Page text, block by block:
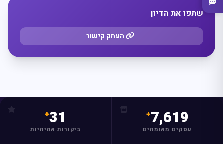
שתפו את הדיון
העתק קישור
7,619
עסקים מאומתים
31
ביקורות אמיתיות